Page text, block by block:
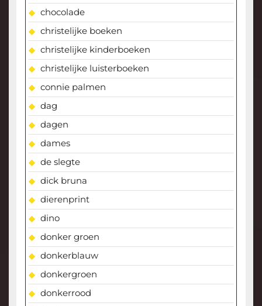
chocolade
christelijke boeken
christelijke kinderboeken
christelijke luisterboeken
connie palmen
dag
dagen
dames
de slegte
dick bruna
dierenprint
dino
donker groen
donkerblauw
donkergroen
donkerrood